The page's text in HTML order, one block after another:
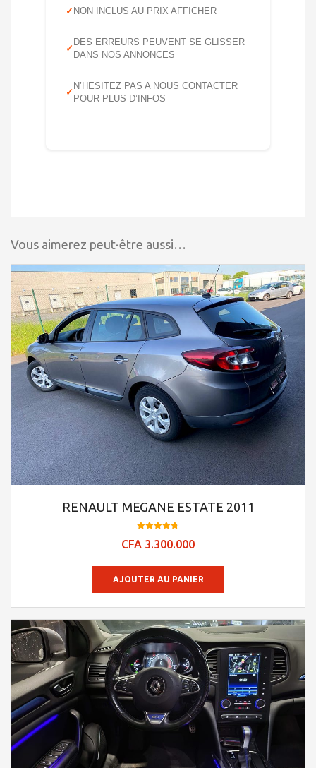
NON INCLUS AU PRIX AFFICHER
DES ERREURS PEUVENT SE GLISSER
DANS NOS ANNONCES
N’HESITEZ PAS A NOUS CONTACTER
POUR PLUS D’INFOS
Vous aimerez peut-être aussi…
RENAULT MEGANE ESTATE 2011
4.73
CFA 3.300.000
AJOUTER AU PANIER